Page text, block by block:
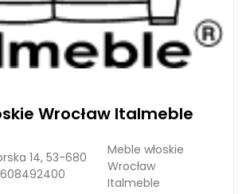
Wrocław Italmeble
14, 53-680
608492400
Meble włoskie
Wrocław
Italmeble